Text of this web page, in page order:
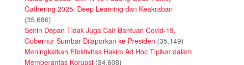
Gathering 2025: Deep Learning dan Keakraban
(35,686)
Senin Depan Tidak Juga Cair Bantuan Covid-19,
Gubernur Sumbar Dilaporkan ke Presiden (35,149)
Meningkatkan Efektivitas Hakim Ad Hoc Tipikor dalam
Memberantas Korupsi (34,608)